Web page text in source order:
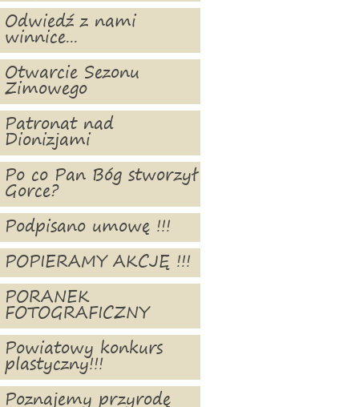
Odwiedź z nami
winnice...
Otwarcie Sezonu
Zimowego
Patronat nad
Dionizjami
Po co Pan Bóg stworzył
Gorce?
Podpisano umowę !!!
POPIERAMY AKCJĘ !!!
PORANEK
FOTOGRAFICZNY
Powiatowy konkurs
plastyczny!!!
Poznajemy przyrodę